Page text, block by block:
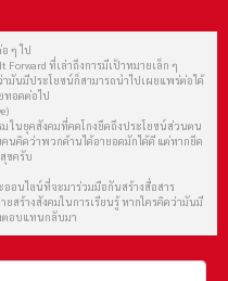
ๆ ไป
Forward ที่เล่าถึงการมีเป้าหมายเล็ก ๆ
มันมีประโยชน์ก็สามารถนำไปเผยแพร่ต่อได้
ทอดต่อไป
ในยุคสังคมที่คดโกงยึดถึงประโยชน์ส่วนตน
คิดว่าพวกด้านได้อายอดมักได้ดี แต่หากยึด
ขครับ
ออนไลน์ที่จะมาร่วมมือกันสร้างสื่อสาร
สร้างสังคมในการเรียนรู้ หากใครคิดว่ามันมี
ตอบแทนกลับมา